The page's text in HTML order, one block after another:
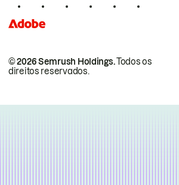
© 2026 Semrush Holdings.Todos os
direitos reservados.